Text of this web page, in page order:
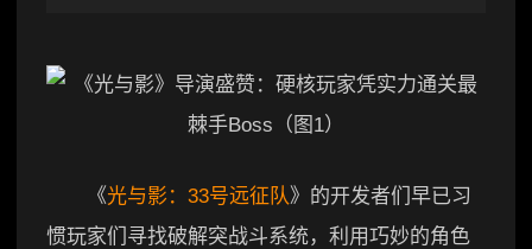
《光与影：33号远征队》的开发者们早已习
惯玩家们寻找破解突战斗系统，利用巧妙的角色